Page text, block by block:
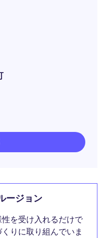
ージョン
を受け入れるだけで
りに取り組んでいま